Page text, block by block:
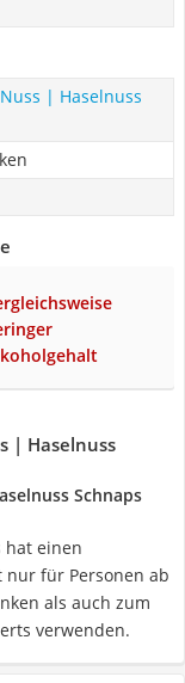
| Haselnuss
| Haselnuss
Schnaps
hat einen
nur für Personen ab
als auch zum
verwenden.